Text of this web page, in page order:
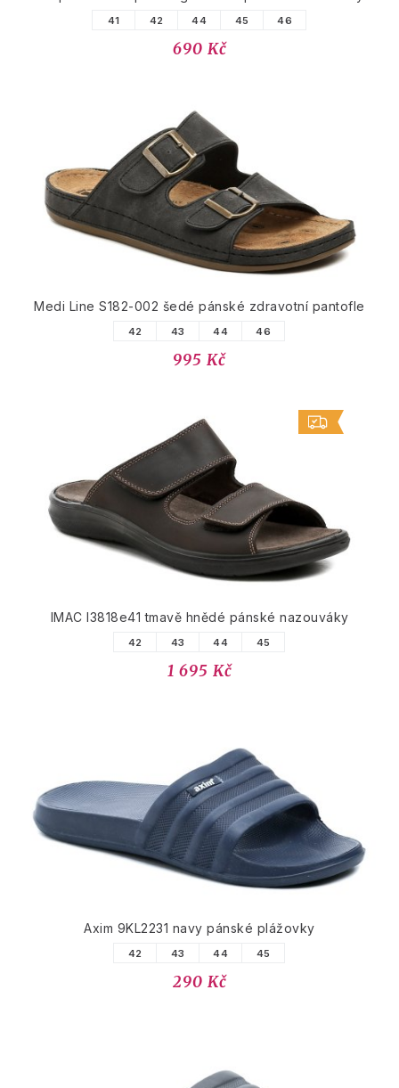
41 42 44 45 46
690 Kč
Medi Line S182-002 šedé pánské zdravotní pantofle
42 43 44 46
995 Kč
IMAC I3818e41 tmavě hnědé pánské nazouváky
42 43 44 45
1 695 Kč
Axim 9KL2231 navy pánské plážovky
42 43 44 45
290 Kč